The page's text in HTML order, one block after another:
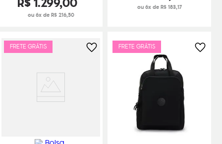
ou 6x de R$ 216,50
ou 6x de R$ 183,17
FRETE GRÁTIS FRETE GRÁTIS